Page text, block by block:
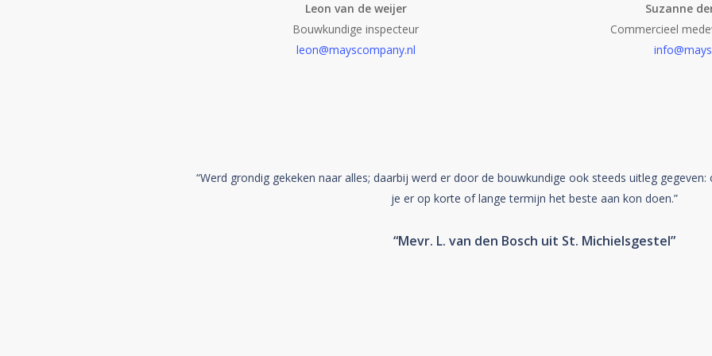
Leon van de weijer
Bouwkundige inspecteur
leon@mayscompany.nl
Suzanne
Commercieel
“Werd grondig gekeken naar alles; daarbij werd er door de bouwkundige ook steeds uitleg
je er op korte of lange termijn het beste aan kon doen.”
“Mevr. L. van den Bosch uit St. Michielsgestel”